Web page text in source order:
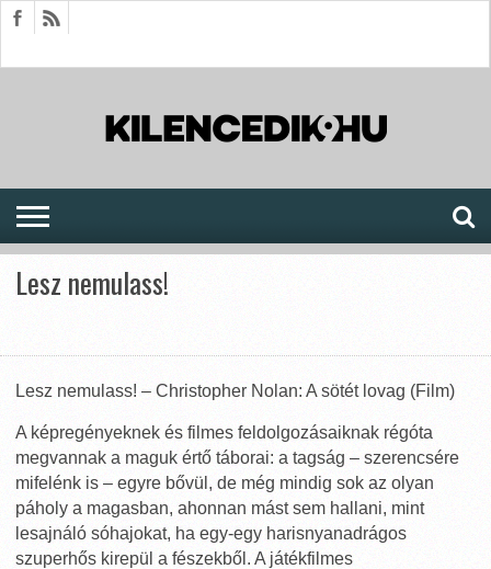
Lesz nemulass!
Lesz nemulass! – Christopher Nolan: A sötét lovag (Film)
A képregényeknek és filmes feldolgozásaiknak régóta
megvannak a maguk értő táborai: a tagság – szerencsére
mifelénk is – egyre bővül, de még mindig sok az olyan
páholy a magasban, ahonnan mást sem hallani, mint
lesajnáló sóhajokat, ha egy-egy harisnyanadrágos
szuperhős kirepül a fészekből. A játékfilmes